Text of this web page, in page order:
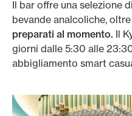
Il bar offre una selezione
bevande analcoliche,
preparati al momento. Il
giorni dalle 5:30 alle
abbigliamento smart